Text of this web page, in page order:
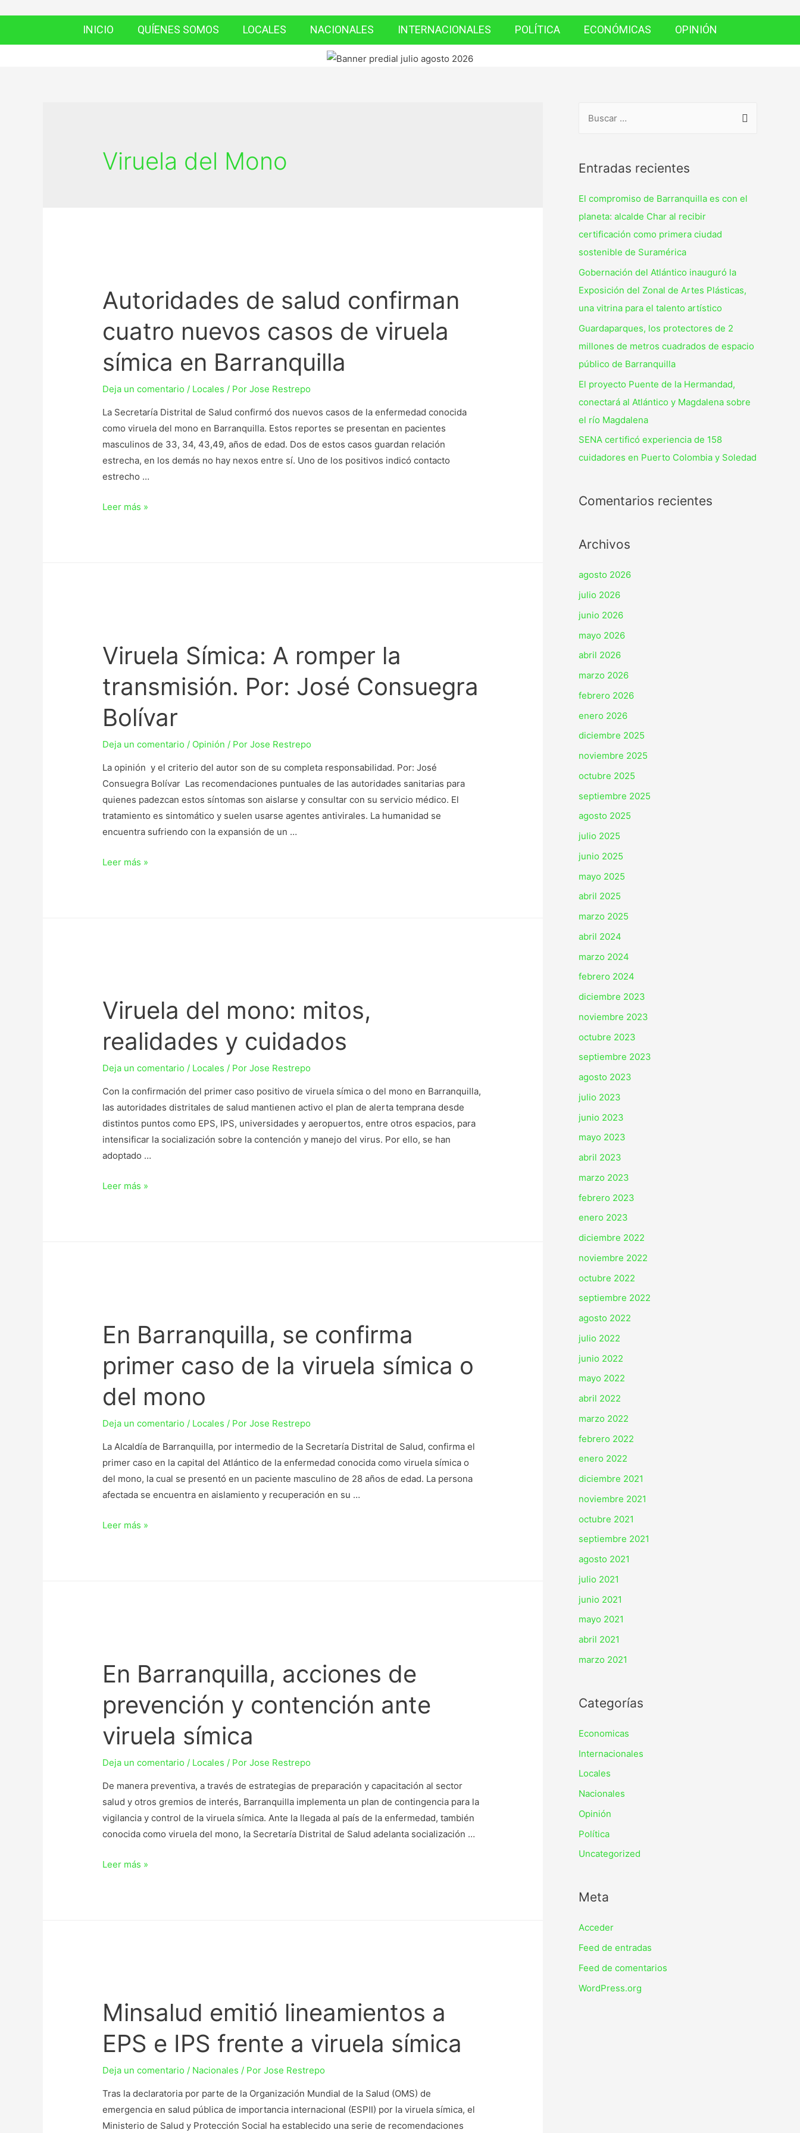
INICIO QUÍENES SOMOS LOCALES NACIONALES INTERNACIONALES POLÍTICA ECONÓMICAS OPINIÓN
Viruela del Mono
Autoridades de salud confirman
cuatro nuevos casos de viruela
símica en Barranquilla
Deja un comentario / Locales / PorJose Restrepo
La Secretaría Distrital de Salud confirmó dos nuevos casos de la enfermedad conocida
como viruela del mono en Barranquilla. Estos reportes se presentan en pacientes
masculinos de 33, 34, 43,49, años de edad. Dos de estos casos guardan relación
estrecha, en los demás no hay nexos entre sí. Uno de los positivos indicó contacto
estrecho …
Leer más »
Viruela Símica: A romper la
transmisión. Por: José Consuegra
Bolívar
Deja un comentario / Opinión / PorJose Restrepo
La opinión y el criterio del autor son de su completa responsabilidad. Por: José
Consuegra Bolívar Las recomendaciones puntuales de las autoridades sanitarias para
quienes padezcan estos síntomas son aislarse y consultar con su servicio médico. El
tratamiento es sintomático y suelen usarse agentes antivirales. La humanidad se
encuentra sufriendo con la expansión de un …
Leer más »
Viruela del mono: mitos,
realidades y cuidados
Deja un comentario / Locales / PorJose Restrepo
Con la confirmación del primer caso positivo de viruela símica o del mono en Barranquilla,
las autoridades distritales de salud mantienen activo el plan de alerta temprana desde
distintos puntos como EPS, IPS, universidades y aeropuertos, entre otros espacios, para
intensificar la socialización sobre la contención y manejo del virus. Por ello, se han
adoptado …
Leer más »
En Barranquilla, se confirma
primer caso de la viruela símica o
del mono
Deja un comentario / Locales / PorJose Restrepo
La Alcaldía de Barranquilla, por intermedio de la Secretaría Distrital de Salud, confirma el
primer caso en la capital del Atlántico de la enfermedad conocida como viruela símica o
del mono, la cual se presentó en un paciente masculino de 28 años de edad. La persona
afectada se encuentra en aislamiento y recuperación en su …
Leer más »
En Barranquilla, acciones de
prevención y contención ante
viruela símica
Deja un comentario / Locales / PorJose Restrepo
De manera preventiva, a través de estrategias de preparación y capacitación al sector
salud y otros gremios de interés, Barranquilla implementa un plan de contingencia para la
vigilancia y control de la viruela símica. Ante la llegada al país de la enfermedad, también
conocida como viruela del mono, la Secretaría Distrital de Salud adelanta socialización …
Leer más »
Minsalud emitió lineamientos a
EPS e IPS frente a viruela símica
Deja un comentario / Nacionales / PorJose Restrepo
Tras la declaratoria por parte de la Organización Mundial de la Salud (OMS) de
emergencia en salud pública de importancia internacional (ESPII) por la viruela símica, el
Ministerio de Salud y Protección Social ha establecido una serie de recomendaciones
Entradas recientes
El compromiso de Barranquilla es con el
planeta: alcalde Char al recibir
certificación como primera ciudad
sostenible de Suramérica
Gobernación del Atlántico inauguró la
Exposición del Zonal de Artes Plásticas,
una vitrina para el talento artístico
Guardaparques, los protectores de 2
millones de metros cuadrados de espacio
público de Barranquilla
El proyecto Puente de la Hermandad,
conectará al Atlántico y Magdalena sobre
el río Magdalena
SENA certificó experiencia de 158
cuidadores en Puerto Colombia y Soledad
Comentarios recientes
Archivos
agosto 2026
julio 2026
junio 2026
mayo 2026
abril 2026
marzo 2026
febrero 2026
enero 2026
diciembre 2025
noviembre 2025
octubre 2025
septiembre 2025
agosto 2025
julio 2025
junio 2025
mayo 2025
abril 2025
marzo 2025
abril 2024
marzo 2024
febrero 2024
diciembre 2023
noviembre 2023
octubre 2023
septiembre 2023
agosto 2023
julio 2023
junio 2023
mayo 2023
abril 2023
marzo 2023
febrero 2023
enero 2023
diciembre 2022
noviembre 2022
octubre 2022
septiembre 2022
agosto 2022
julio 2022
junio 2022
mayo 2022
abril 2022
marzo 2022
febrero 2022
enero 2022
diciembre 2021
noviembre 2021
octubre 2021
septiembre 2021
agosto 2021
julio 2021
junio 2021
mayo 2021
abril 2021
marzo 2021
Categorías
Economicas
Internacionales
Locales
Nacionales
Opinión
Política
Uncategorized
Meta
Acceder
Feed de entradas
Feed de comentarios
WordPress.org